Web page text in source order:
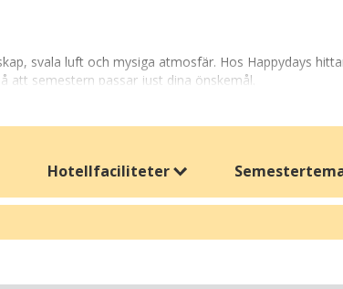
svala luft och mysiga atmosfär. Hos Happydays
att semestern passar just dina önskemål.
du kan slappna av efter aktiva dagar, medan barnen
vingårdar eller lokala marknader i
både natursköna områden och kulturella
Hotellfaciliteter